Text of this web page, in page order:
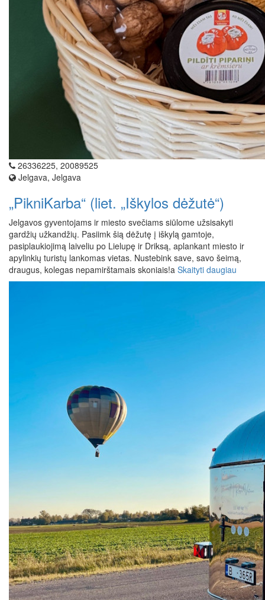
26336225, 20089525
Jelgava, Jelgava
„PikniKarba“ (liet. „Iškylos dėžutė“)
Jelgavos gyventojams ir miesto svečiams siūlome užsisakyti
gardžių užkandžių. Pasiimk šią dėžutę į iškylą gamtoje,
pasiplaukiojimą laiveliu po Lielupę ir Driksą, aplankant miesto ir
apylinkių turistų lankomas vietas. Nustebink save, savo šeimą,
draugus, kolegas nepamirštamais skoniais!a Skaityti daugiau